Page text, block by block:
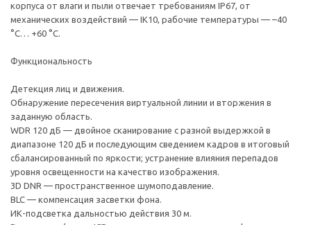
корпуса от влаги и пыли отвечает требованиям IP67, от
механических воздействий — IK10, рабочие температуры — –40
°C… +60 °C.
Функциональность
Детекция лиц и движения.
Обнаружение пересечения виртуальной линии и вторжения в
заданную область.
WDR 120 дБ — двойное сканирование с разной выдержкой в
диапазоне 120 дБ и последующим сведением кадров в итоговый
сбалансированный по яркости; устранение влияния перепадов
уровня освещенности на качество изображения.
3D DNR — пространственное шумоподавление.
BLC — компенсация засветки фона.
ИК-подсветка дальностью действия 30 м.